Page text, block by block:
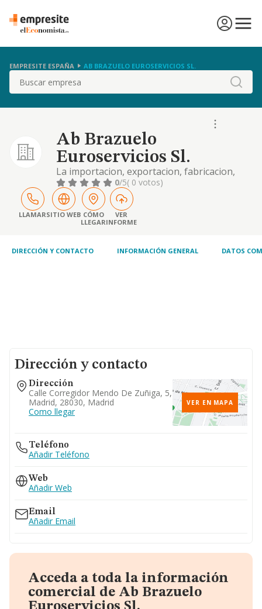
EMPRESITE ESPAÑA AB BRAZUELO EUROSERVICIOS SL.
Buscar
Ab Brazuelo
Euroservicios Sl.
La importacion, exportacion, fabricacion,
comercializacion, distribucion, desarrollo,
mantenimiento, alquiler, venta, de equipos y
componentes informaticos
0/5( 0 votos)
LLAMARSITIO WEB CÓMO
LLEGAR
VER
INFORME
DIRECCIÓN Y CONTACTO INFORMACIÓN GENERAL DATOS
Dirección y contacto
Dirección
Calle Corregidor Mendo De Zuñiga, 5,
Madrid, 28030, Madrid
Como llegar
VER EN MAPA
Teléfono
Añadir Teléfono
Web
Añadir Web
Email
Añadir Email
Acceda a toda la información
comercial de Ab Brazuelo